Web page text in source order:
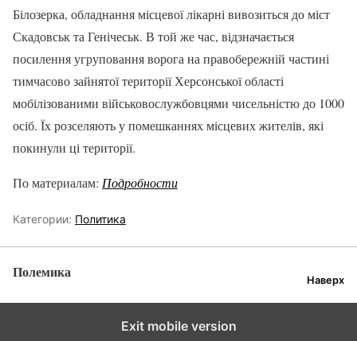
Білозерка, обладнання місцевої лікарні вивозиться до міст
Скадовськ та Генічеськ. В той же час, відзначається
посилення угруповання ворога на правобережній частині
тимчасово зайнятої території Херсонської області
мобілізованими військовослужбовцями чисельністю до 1000
осіб. Їх розселяють у помешканнях місцевих жителів, які
покинули ці території.
По материалам: Подробности
Категории: Политика
Полемика Наверх
Exit mobile version